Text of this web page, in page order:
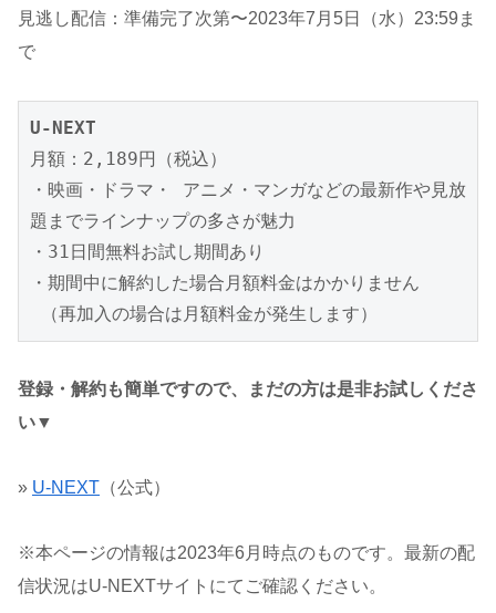
見逃し配信：準備完了次第〜2023年7月5日（水）23:59ま
で
U-NEXT
月額：2,189円（税込）
・映画・ドラマ・ アニメ・マンガなどの最新作や見放
題までラインナップの多さが魅力
・31日間無料お試し期間あり
・期間中に解約した場合月額料金はかかりません
（再加入の場合は月額料金が発生します）
登録・解約も簡単ですので、まだの方は是非お試しくださ
い▼
» U-NEXT （公式）
※本ページの情報は2023年6月時点のものです。最新の配
信状況はU-NEXTサイトにてご確認ください。